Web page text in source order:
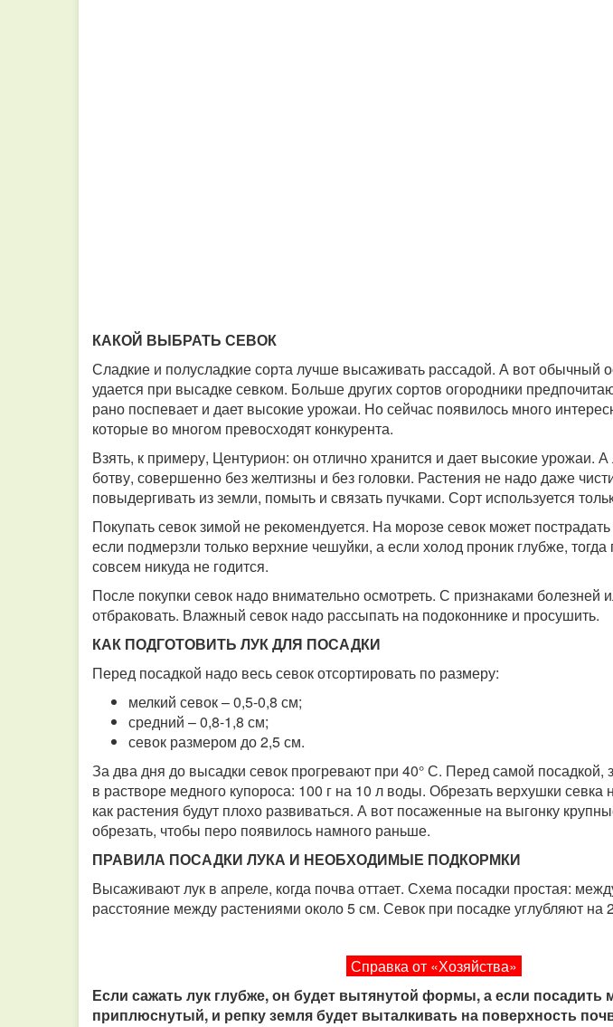
КАКОЙ ВЫБРАТЬ СЕВОК
Сладкие и полусладкие сорта лучше высаживать рассадой. А вот обычный
удается при высадке севком. Больше других сортов огородники
рано поспевает и дает высокие урожаи. Но сейчас появилось много
которые во многом превосходят конкурента.
Взять, к примеру, Центурион: он отлично хранится и дает высокие урожаи.
ботву, совершенно без желтизны и без головки. Растения не надо даже
повыдергивать из земли, помыть и связать пучками. Сорт используется
Покупать севок зимой не рекомендуется. На морозе севок может
если подмерзли только верхние чешуйки, а если холод проник глубже,
совсем никуда не годится.
После покупки севок надо внимательно осмотреть. С признаками болезней
отбраковать. Влажный севок надо рассыпать на подоконнике и просушить.
КАК ПОДГОТОВИТЬ ЛУК ДЛЯ ПОСАДКИ
Перед посадкой надо весь севок отсортировать по размеру:
мелкий севок – 0,5-0,8 см;
средний – 0,8-1,8 см;
севок размером до 2,5 см.
За два дня до высадки севок прогревают при 40° С. Перед самой посадкой,
в растворе медного купороса: 100 г на 10 л воды. Обрезать верхушки севка
как растения будут плохо развиваться. А вот посаженные на выгонку
обрезать, чтобы перо появилось намного раньше.
ПРАВИЛА ПОСАДКИ ЛУКА И НЕОБХОДИМЫЕ ПОДКОРМКИ
Высаживают лук в апреле, когда почва оттает. Схема посадки простая:
расстояние между растениями около 5 см. Севок при посадке углубляют на
Справка от «Хозяйства»
Если сажать лук глубже, он будет вытянутой формы, а если посадить
приплюснутый, и репку земля будет выталкивать на поверхность